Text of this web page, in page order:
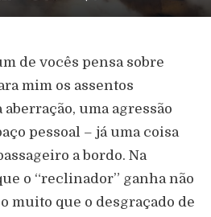
de vocês pensa sobre
mim os assentos
uma agressão
pessoal – já uma coisa
a bordo. Na
o “reclinador” ganha não
muito que o desgraçado de